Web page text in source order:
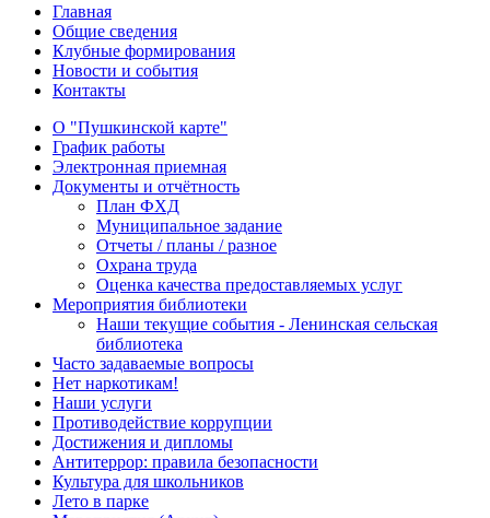
Главная
Общие сведения
Клубные формирования
Новости и события
Контакты
О "Пушкинской карте"
График работы
Электронная приемная
Документы и отчётность
План ФХД
Муниципальное задание
Отчеты / планы / разное
Охрана труда
Оценка качества предоставляемых услуг
Мероприятия библиотеки
Наши текущие события - Ленинская сельская
библиотека
Часто задаваемые вопросы
Нет наркотикам!
Наши услуги
Противодействие коррупции
Достижения и дипломы
Антитеррор: правила безопасности
Культура для школьников
Лето в парке